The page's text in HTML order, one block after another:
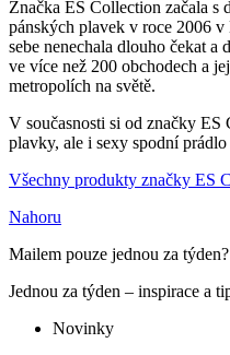
Značka ES Collection začala s
pánských plavek v roce 2006 v
sebe nenechala dlouho čekat a
ve více než 200 obchodech a
metropolích na světě.
V současnosti si od značky ES
plavky, ale i sexy spodní
Všechny produkty značky ES
Nahoru
Mailem pouze jednou za
Jednou za týden – inspirace a
Novinky